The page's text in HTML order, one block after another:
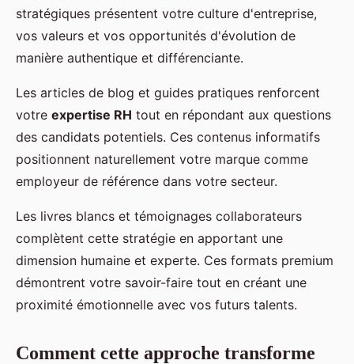
stratégiques présentent votre culture d'entreprise,
vos valeurs et vos opportunités d'évolution de
manière authentique et différenciante.
Les articles de blog et guides pratiques renforcent
votre expertise RH tout en répondant aux questions
des candidats potentiels. Ces contenus informatifs
positionnent naturellement votre marque comme
employeur de référence dans votre secteur.
Les livres blancs et témoignages collaborateurs
complètent cette stratégie en apportant une
dimension humaine et experte. Ces formats premium
démontrent votre savoir-faire tout en créant une
proximité émotionnelle avec vos futurs talents.
Comment cette approche transforme